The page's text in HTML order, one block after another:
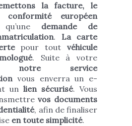
la facture, le
européen
demande de
. La carte
pour toutvéhicule
. Suite à votre
notre service
vous enverra un e-
un lien sécurisé. Vous
vos documents
, afin de finaliser
en toute simplicité.